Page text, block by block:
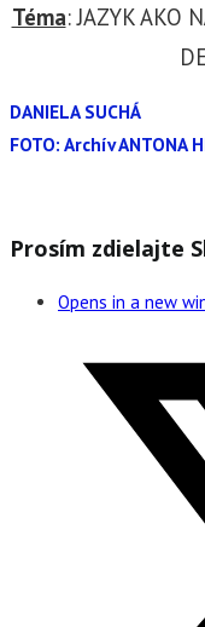
Téma: JAZYK AKO
DANIELA SUCHÁ
FOTO: Archív ANTONA
Prosím zdielajte
Opens in a new